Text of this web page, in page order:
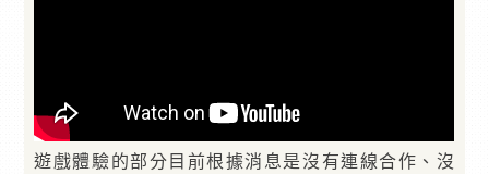
遊戲體驗的部分目前根據消息是沒有連線合作、沒